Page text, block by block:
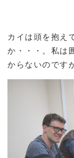
カイは頭を抱え
か・・・。私は
からないのです